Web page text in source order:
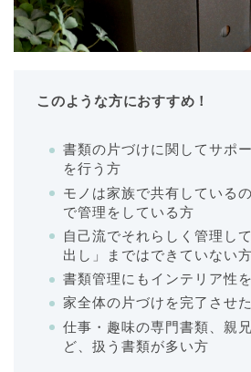
このような方におすすめ！
書類の片づけに関してサポ
を行う方
モノは家族で共有している
で管理をしている方
自己流でそれらしく管理し
出し」まではできていない方
書類管理にもインテリア性
家全体の片づけを完了させ
仕事・趣味の専門書類、親
ど、扱う書類が多い方